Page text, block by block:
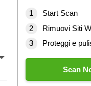
Start Scan
Rimuovi Siti
Proteggi e
Scan